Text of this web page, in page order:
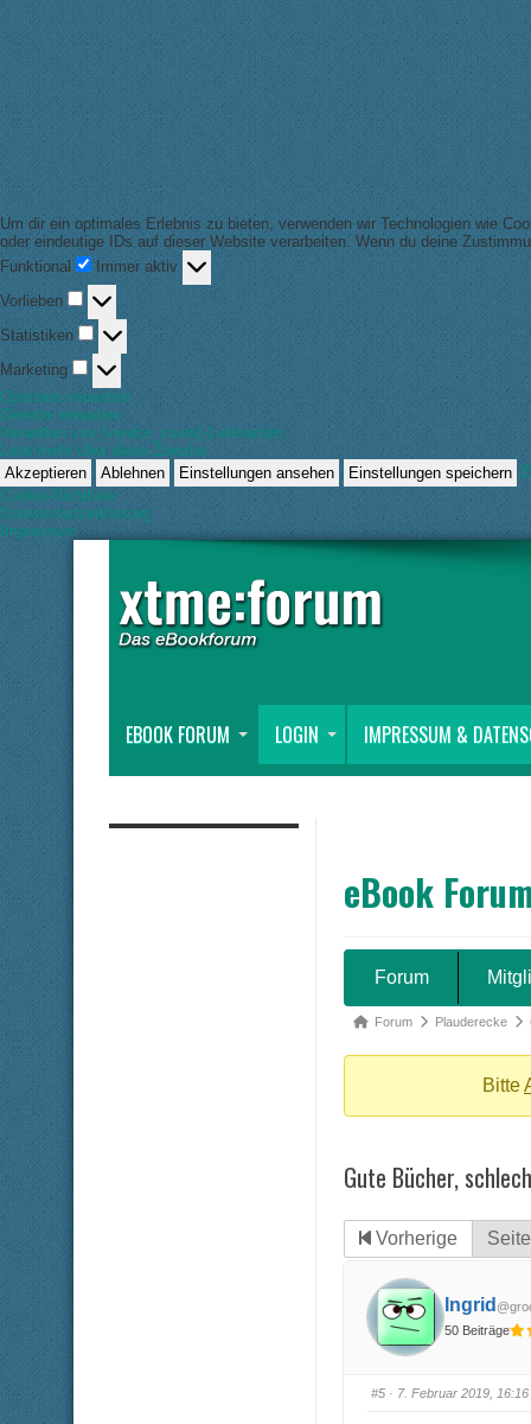
Um dir ein optimales Erlebnis zu bieten, verwenden wir Technologien wie
oder eindeutige IDs auf dieser Website verarbeiten. Wenn du deine
Funktional
Funktional
Immer aktiv
Vorlieben
Vorlieben
Statistiken Statistiken
Marketing
Marketing
Optionen verwalten
Dienste verwalten
Verwalten von {vendor_count}-Lieferanten
Lese mehr über diese Zwecke
Akzeptieren
Ablehnen Einstellungen ansehen Einstellungen speichern
Cookie-Richtlinie
Datenschutzerklärung
Impressum
EBOOK FORUM LOGIN IMPRESSUM &
eBook
Forum-
Forum
Forum-
Du
hier:
Forum Plauderecke
Bitte
Gute Bücher,
Vorherige
Ingrid
50 Beiträge
#5 · 7. Februar 2019, 16:16